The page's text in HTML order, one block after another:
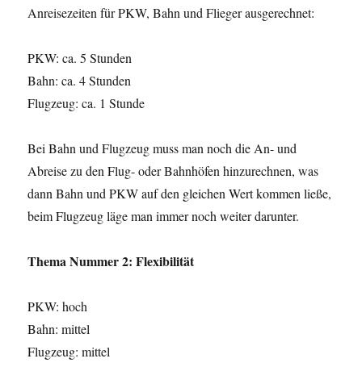
Anreisezeiten für PKW, Bahn und Flieger ausgerechnet:
PKW: ca. 5 Stunden
Bahn: ca. 4 Stunden
Flugzeug: ca. 1 Stunde
Bei Bahn und Flugzeug muss man noch die An- und
Abreise zu den Flug- oder Bahnhöfen hinzurechnen, was
dann Bahn und PKW auf den gleichen Wert kommen ließe,
beim Flugzeug läge man immer noch weiter darunter.
Thema Nummer 2: Flexibilität
PKW: hoch
Bahn: mittel
Flugzeug: mittel